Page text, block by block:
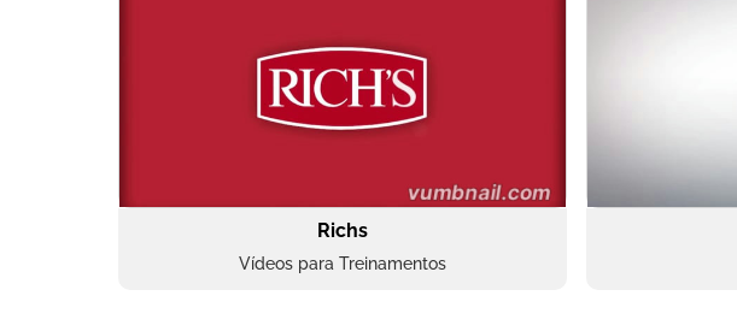
Richs
Vídeos para Treinamentos